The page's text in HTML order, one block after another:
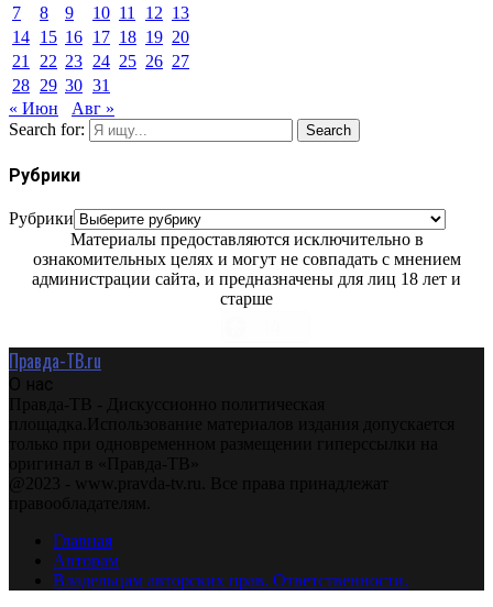
7
8 9 10 11 12 13
14 15 16 17 18 19 20
21
22 23 24 25 26 27
28 29 30 31
« Июн
Авг »
Search for:
Search
Рубрики
Рубрики
Материалы предоставляются исключительно в
ознакомительных целях и могут не совпадать с мнением
администрации сайта, и предназначены для лиц 18 лет и
старше
Правда-ТВ.ru
О нас
Правда-ТВ - Дискуссионно политическая
площадка.Использование материалов издания допускается
только при одновременном размещении гиперссылки на
оригинал в «Правда-ТВ»
@2023 - www.pravda-tv.ru. Все права принадлежат
правообладателям.
Главная
Авторам
Владельцам авторских прав. Ответственности.